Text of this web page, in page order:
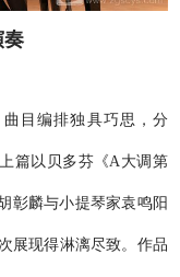
奏
目编排独具巧思，分
篇以贝多芬《A大调第
彰麟与小提琴家袁鸣阳
展现得淋漓尽致。作品